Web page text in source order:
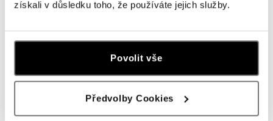
získali v důsledku toho, že používáte jejich služby.
Povolit vše
Předvolby Cookies
Výběr zásnubního prstenu pro ženu vašeho srdce je
osloví bohatá nabídka klasických diamantových prstenů
s centrálním kamenem. Nebo dá přednost modernímu